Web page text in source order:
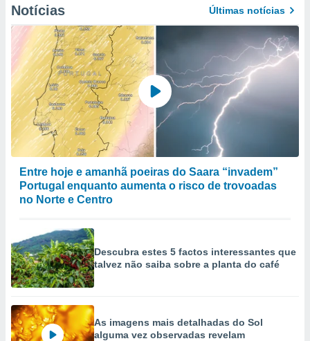
Notícias Últimas notícias
Entre hoje e amanhã poeiras do Saara “invadem”
Portugal enquanto aumenta o risco de trovoadas
no Norte e Centro
Descubra estes 5 factos interessantes que
talvez não saiba sobre a planta do café
As imagens mais detalhadas do Sol
alguma vez observadas revelam